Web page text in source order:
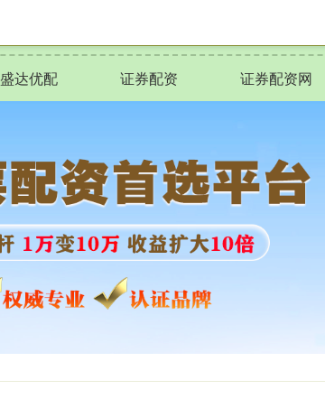
盛达优配 证券配资 证券配资网